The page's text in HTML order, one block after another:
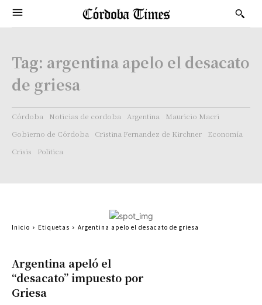
Tag: argentina apelo el desacato
de griesa
Córdoba Noticias de cordoba Argentina
Mauricio Macri
Gobierno de Córdoba
Cristina Fernandez de Kirchner
Economía
Crisis
Politica
Argentina apeló el
“desacato” impuesto por
Griesa
Inicio Etiquetas Argentina apelo el desacato de griesa